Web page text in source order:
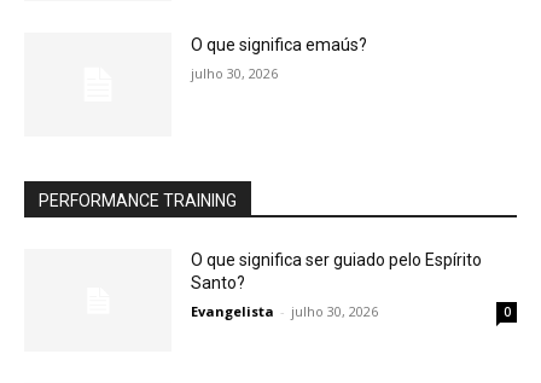
O que significa emaús?
julho 30, 2026
PERFORMANCE TRAINING
O que significa ser guiado pelo Espírito
Santo?
Evangelista - julho 30, 2026 0